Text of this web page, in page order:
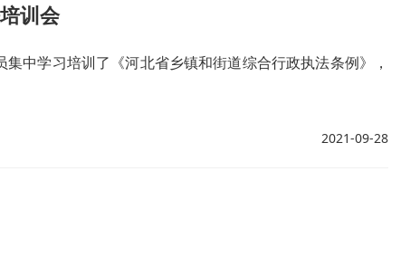
训会
中学习培训了《河北省乡镇和街道综合行政执法条例》，
2021-09-28